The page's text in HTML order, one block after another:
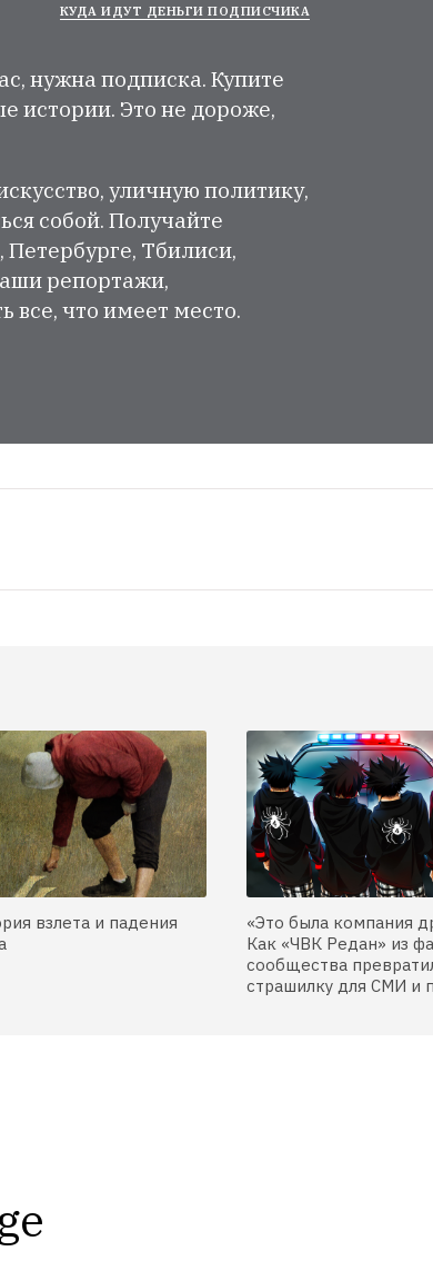
КУДА ИДУТ ДЕНЬГИ ПОДПИСЧИКА
нужна подписка. Купите
истории. Это не дороже,
уличную политику,
собой. Получайте
Тбилиси,
репортажи,
все, что имеет место.
взлета и падения
«Это была компания
Как «ЧВК Редан» из
сообщества
страшилку для СМИ и